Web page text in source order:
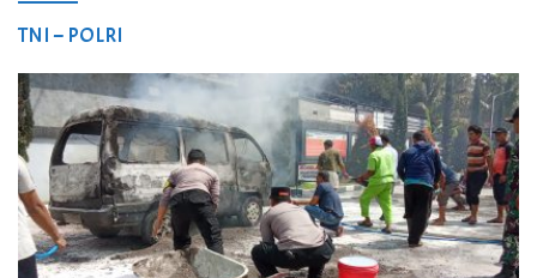
TNI – POLRI